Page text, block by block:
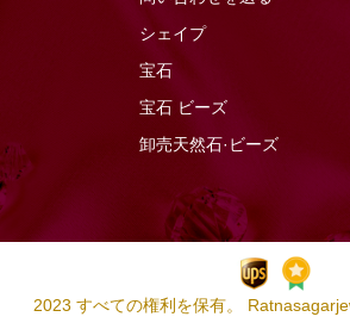
ピンクスピネル
ピンクトパーズ
ピンクトルマリン
ピンクムーンストーン
ブラウンジルコン
ブラックスピネル
ブラックトルマリン
ブラックムーンストー
刻まれた葉
多面的な長方形
彫刻されたカボチャ
彫刻されたナゲット
シェイプ
宝石
宝石ビーズ
卸売天然石·ビーズ
2023 すべての権利を保有。